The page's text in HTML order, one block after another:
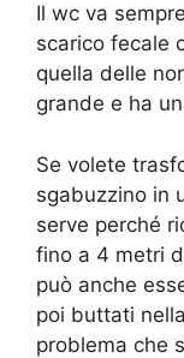
Il wc va
scarico fecale
quella delle
grande e ha
Se volete
sgabuzzino in
serve perché
fino a 4 metri
può anche
poi buttati
problema che